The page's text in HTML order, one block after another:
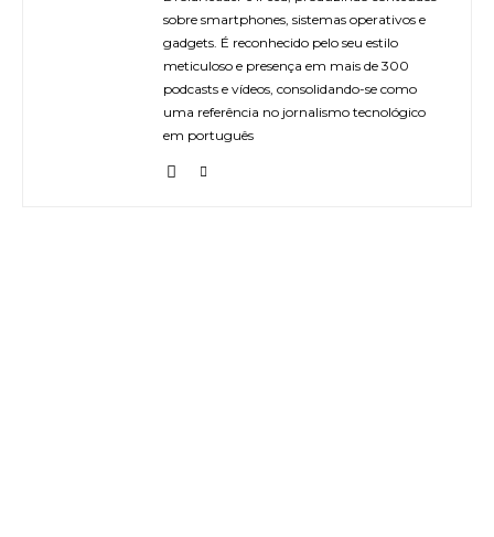
sobre smartphones, sistemas operativos e
gadgets. É reconhecido pelo seu estilo
meticuloso e presença em mais de 300
podcasts e vídeos, consolidando-se como
uma referência no jornalismo tecnológico
em português